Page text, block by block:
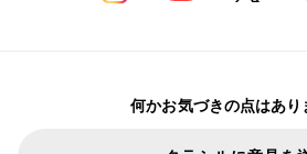
何かお気づきの点はあり